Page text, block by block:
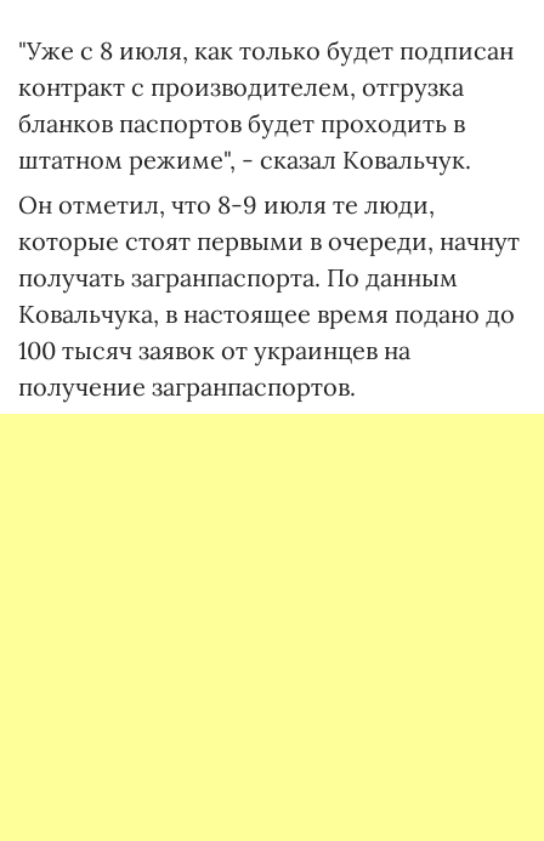
"Уже с 8 июля, как только будет подписан
контракт с производителем, отгрузка
бланков паспортов будет проходить в
штатном режиме", - сказал Ковальчук.
Он отметил, что 8-9 июля те люди,
которые стоят первыми в очереди, начнут
получать загранпаспорта. По данным
Ковальчука, в настоящее время подано до
100 тысяч заявок от украинцев на
получение загранпаспортов.